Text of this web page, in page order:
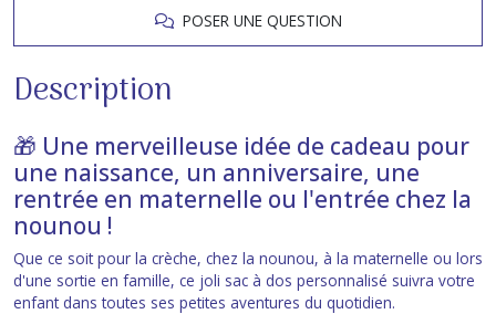
POSER UNE QUESTION
Description
🎁 Une merveilleuse idée de cadeau pour
une naissance, un anniversaire, une
rentrée en maternelle ou l'entrée chez la
nounou !
Que ce soit pour la crèche, chez la nounou, à la maternelle ou lors
d'une sortie en famille, ce joli sac à dos personnalisé suivra votre
enfant dans toutes ses petites aventures du quotidien.